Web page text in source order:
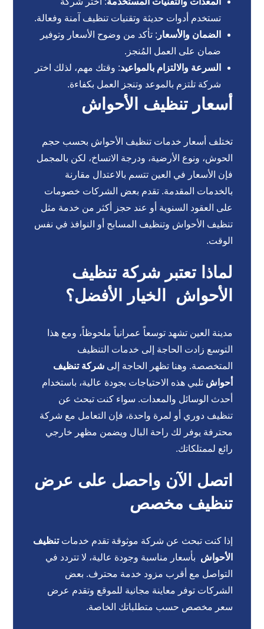
تستخدم أدوات حديثة وتقنيات تنظيف آمنة وفعالة.
الضمان والأسعار : تأكد من وضوح الأسعار وتوفير
ضمان على العمل المُنجز.
السرعة والالتزام بالمواعيد: وقتك مهم، لذلك اختر
شركة تلتزم بالموعد وتنجز العمل بكفاءة.
أسعار تنظيف الأحواش
تختلف أسعار خدمات تنظيف الأحواش بحسب حجم
الحوش، ونوع الأرضية، ودرجة الاتساخ، لكن بالمجمل
فإن الأسعار في العين تتسم بالاعتدال مقارنة
بالخدمات المقدمة. تقدم بعض الشركات خصومات
على العقود السنوية أو عند حجز أكثر من خدمة مثل
تنظيف الأحواش وتنظيف المسابح أو النوافذ في نفس
الوقت.
لماذا تعتبر شركة تنظيف
الأحواش الخيار الأفضل؟
مدينة العين تشهد توسعاً عمرانياً ملحوظاً، ومع هذا
التوسع زادت الحاجة إلى خدمات التنظيف
المتخصصة. وهنا تظهر الحاجة إلىشركة تنظيف
أحواشتلبي هذه الاحتياجات بجودة عالية، باستخدام
أحدث الوسائل والمعدات. سواء كنت تبحث عن
تنظيف دوري أو لمرة واحدة، فإن التعامل مع شركة
محترفة يوفر لك راحة البال ويضمن مظهر خارجي
رائع لممتلكاتك.
اتصل الآن واحصل على عرض
تنظيف مخصص
إذا كنت تبحث عن شركة موثوقة تقدم خدماتتنظيف
الأحواش بأسعار مناسبة وجودة عالية، لا تتردد في
التواصل مع أقرب مزود خدمة محترف. بعض
الشركات توفر معاينة مجانية للموقع وتقدم عرض
سعر مخصص حسب متطلباتك الخاصة.